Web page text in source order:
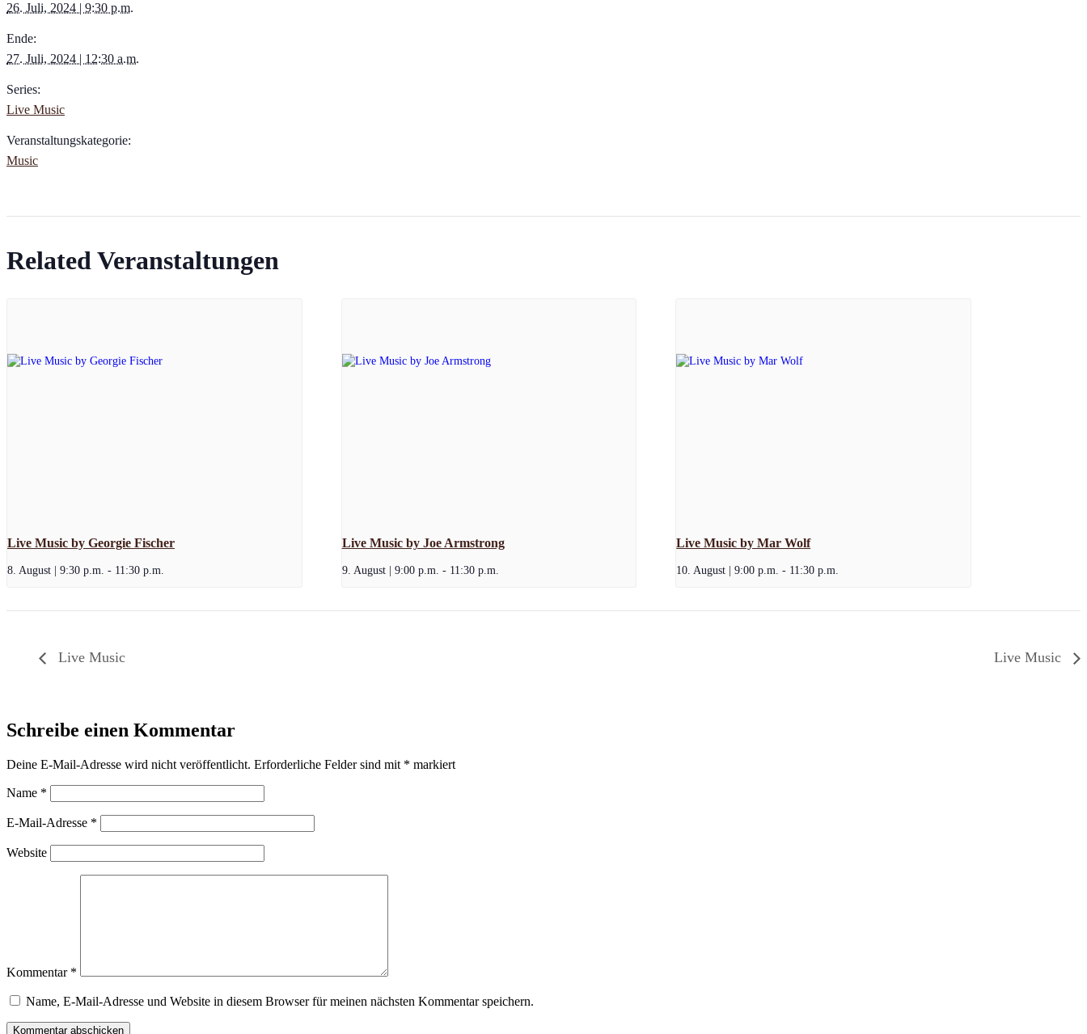
26. Juli, 2024 | 9:30 p.m.
Ende:
27. Juli, 2024 | 12:30 a.m.
Series:
Live Music
Veranstaltungskategorie:
Music
Related Veranstaltungen
Live Music by Georgie Fischer
8. August | 9:30 p.m. - 11:30 p.m.
Live Music by Joe Armstrong
9. August | 9:00 p.m. - 11:30 p.m.
Live Music by Mar Wolf
10. August | 9:00 p.m. - 11:30 p.m.
Live Music Live Music
Schreibe einen Kommentar
Deine E-Mail-Adresse wird nicht veröffentlicht. Erforderliche Felder sind mit * markiert
Name *
E-Mail-Adresse *
Website
Kommentar *
Name, E-Mail-Adresse und Website in diesem Browser für meinen nächsten Kommentar speichern.